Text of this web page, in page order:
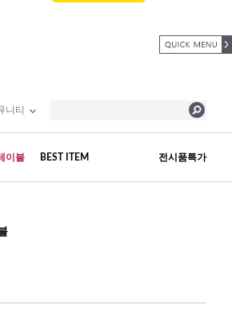
니티
이블 BEST ITEM 전시품특가